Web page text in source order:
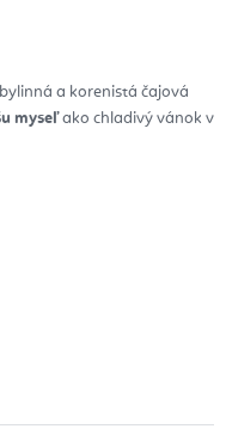
a korenistá čajová
myseľako chladivý vánok v